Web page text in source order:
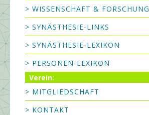
> WISSENSCHAFT & FORSCHUNG
> SYNÄSTHESIE-LINKS
> SYNÄSTHESIE-LEXIKON
> PERSONEN-LEXIKON
Verein:
> MITGLIEDSCHAFT
> KONTAKT